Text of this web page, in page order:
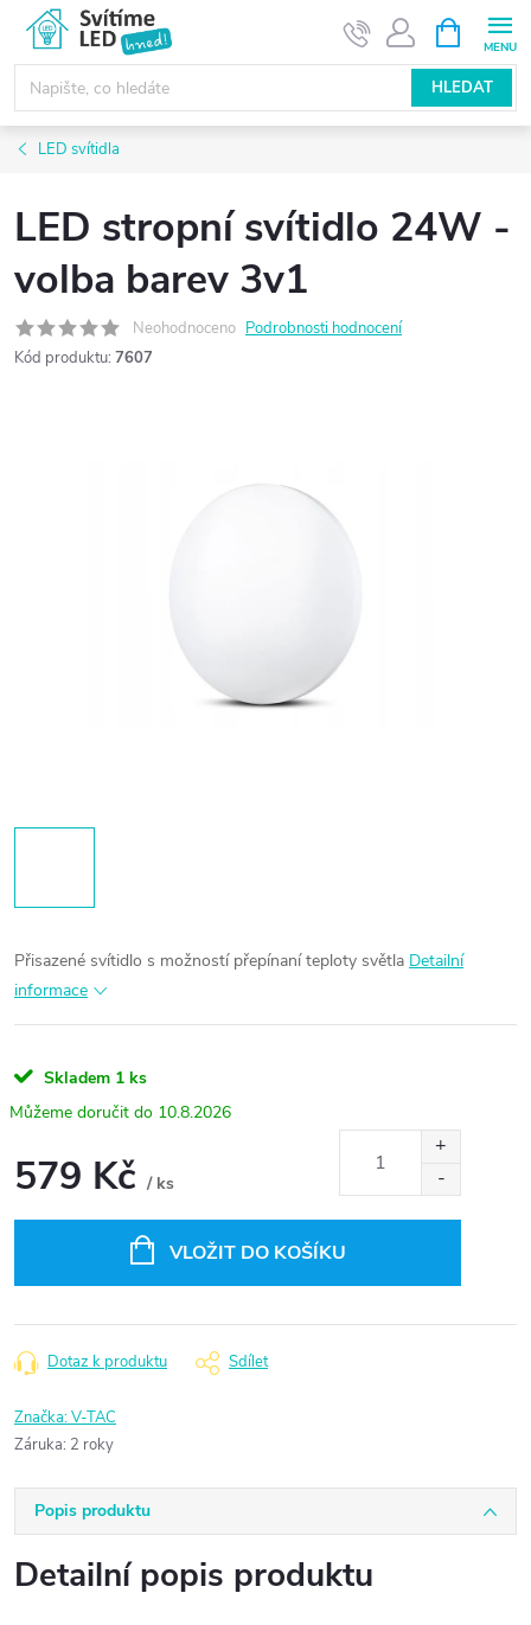
obsah
HLEDAT
NÁKUPNÍ
KOŠÍK
LED svítidla
LED stropní svítidlo 24W -
volba barev 3v1
Neohodnoceno Podrobnosti hodnocení
Kód produktu: 7607
Přisazené svítidlo s možností přepínaní teploty světla Detailní
informace
Skladem 1 ks
10.8.2026
579 Kč / ks
VLOŽIT DO KOŠÍKU
Dotaz k produktu Sdílet
Značka:V-TAC
Záruka: 2 roky
Popis produktu
Detailní popis produktu